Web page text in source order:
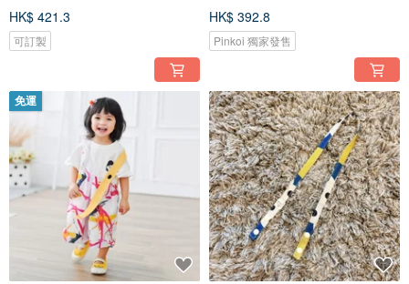
HK$ 421.3
可訂製
HK$ 392.8
Pinkoi 獨家發售
免運